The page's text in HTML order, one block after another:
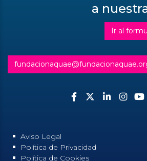
a
Ir al
Aviso Legal
Política de Privacidad
Política de Cookies